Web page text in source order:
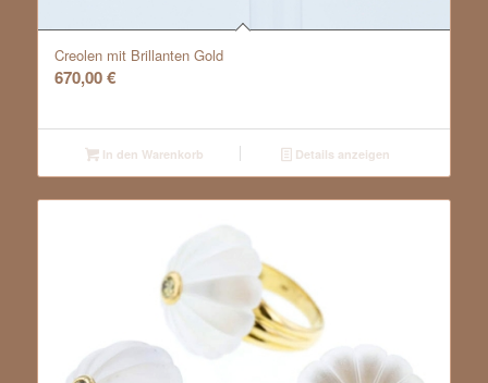
Creolen mit Brillanten Gold
670,00€
In den Warenkorb Details anzeigen